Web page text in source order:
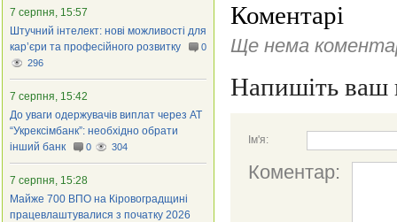
Коментарі
Ще нема
Напишіть ваш
Ім'я:
Коментар:
7 серпня, 15:57
Штучний інтелект: нові можливості для
кар’єри та професійного розвитку
0
296
7 серпня, 15:42
До уваги одержувачів виплат через АТ
“Укрексімбанк”: необхідно обрати
інший банк
0 304
7 серпня, 15:28
Майже 700 ВПО на Кіровоградщині
працевлаштувалися з початку 2026